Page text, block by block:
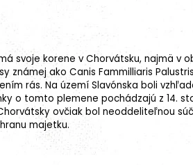
svoje korene v Chorvátsku, najmä v
známej ako Canis Fammilliaris
rás. Na území Slavónska boli
o tomto plemene pochádzajú z 14.
ovčiak bol neoddeliteľnou
majetku.